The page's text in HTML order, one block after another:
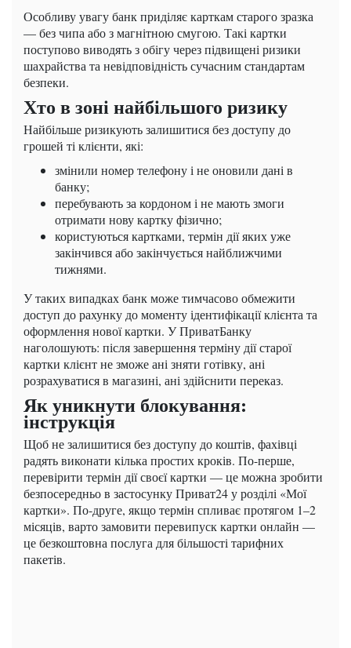
Особливу увагу банк приділяє карткам старого зразка
— без чипа або з магнітною смугою. Такі картки
поступово виводять з обігу через підвищені ризики
шахрайства та невідповідність сучасним стандартам
безпеки.
Хто в зоні найбільшого ризику
Найбільше ризикують залишитися без доступу до
грошей ті клієнти, які:
змінили номер телефону і не оновили дані в
банку;
перебувають за кордоном і не мають змоги
отримати нову картку фізично;
користуються картками, термін дії яких уже
закінчився або закінчується найближчими
тижнями.
У таких випадках банк може тимчасово обмежити
доступ до рахунку до моменту ідентифікації клієнта та
оформлення нової картки. У ПриватБанку
наголошують: після завершення терміну дії старої
картки клієнт не зможе ані зняти готівку, ані
розрахуватися в магазині, ані здійснити переказ.
Як уникнути блокування:
інструкція
Щоб не залишитися без доступу до коштів, фахівці
радять виконати кілька простих кроків. По-перше,
перевірити термін дії своєї картки — це можна зробити
безпосередньо в застосунку Приват24 у розділі «Мої
картки». По-друге, якщо термін спливає протягом 1–2
місяців, варто замовити перевипуск картки онлайн —
це безкоштовна послуга для більшості тарифних
пакетів.